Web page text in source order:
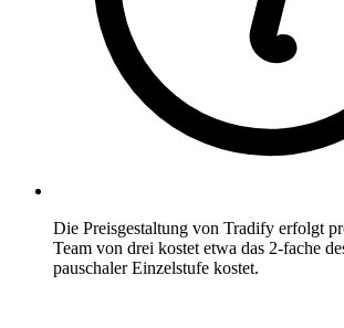
Die Preisgestaltung von Tradify erfolgt
Team von drei kostet etwa das 2-fache
pauschaler Einzelstufe kostet.